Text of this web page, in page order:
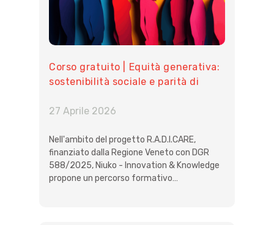
Corso gratuito | Equità generativa:
sostenibilità sociale e parità di
equo e sostenibile
27 Aprile 2026
Nell'ambito del progetto R.A.D.I.CARE,
finanziato dalla Regione Veneto con DGR
588/2025, Niuko - Innovation & Knowledge
propone un percorso formativo…